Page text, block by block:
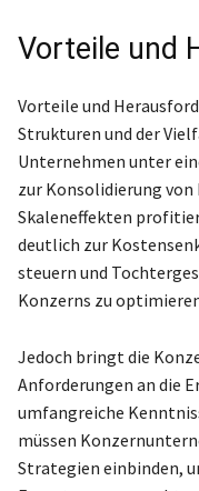
Vorteile und
Vorteile und
Strukturen und der
Unternehmen unter
zur Konsolidierung von
Skaleneffekten
deutlich zur
steuern und
Konzerns zu
Jedoch bringt die
Anforderungen an die
umfangreiche
müssen
Strategien einbinden,